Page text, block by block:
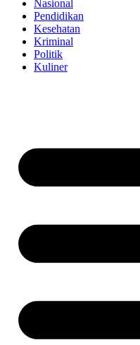
Nasional
Pendidikan
Kesehatan
Kriminal
Politik
Kuliner